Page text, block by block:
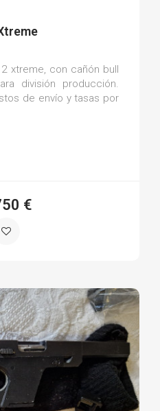
xtreme, con cañón bull
división producción.
de envío y tasas por
€